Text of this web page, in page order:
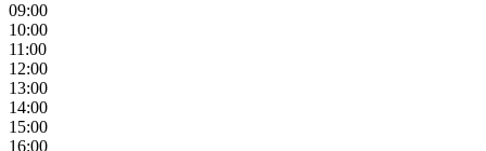
09:00
10:00
11:00
12:00
13:00
14:00
15:00
16:00